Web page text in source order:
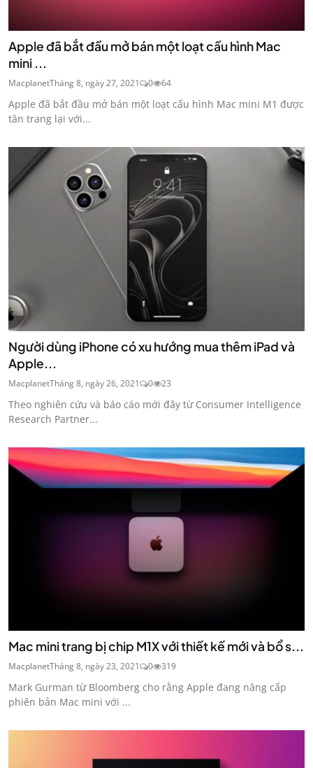
Apple đã bắt đầu mở bán một loạt cấu hình Mac
mini‌ ...
MacplanetTháng 8, ngày 27, 2021 0 64
Apple đã bắt đầu mở bán một loạt cấu hình Mac mini M1‌ được
tân trang lại với...
Người dùng iPhone có xu hướng mua thêm iPad và
Apple...
MacplanetTháng 8, ngày 26, 2021 0 23
Theo nghiên cứu và báo cáo mới đây từ Consumer Intelligence
Research Partner...
Mac mini trang bị chip M1X với thiết kế mới và bổ s...
MacplanetTháng 8, ngày 23, 2021 0 319
Mark Gurman từ Bloomberg cho rằng Apple đang nâng cấp
phiên bản Mac mini với ...